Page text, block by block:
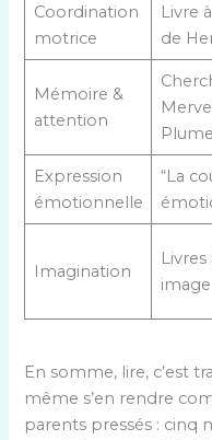
Coordination
motrice
Livre
de
Mémoire &
attention
Expression
émotionnelle
“La
Imagination
image
En somme, lire, c’est
même s’en rendre
parents pressés : cinq